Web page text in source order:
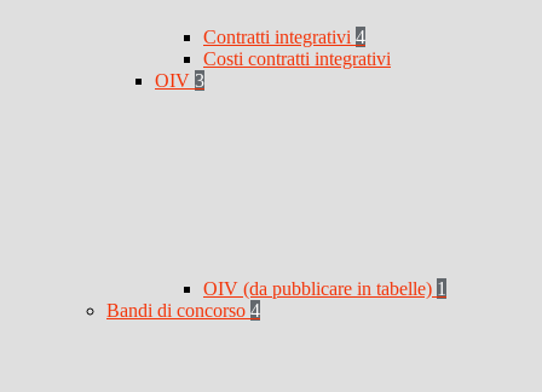
Contratti integrativi 4
Costi contratti integrativi
OIV 3
OIV (da pubblicare in tabelle) 1
Bandi di concorso 4